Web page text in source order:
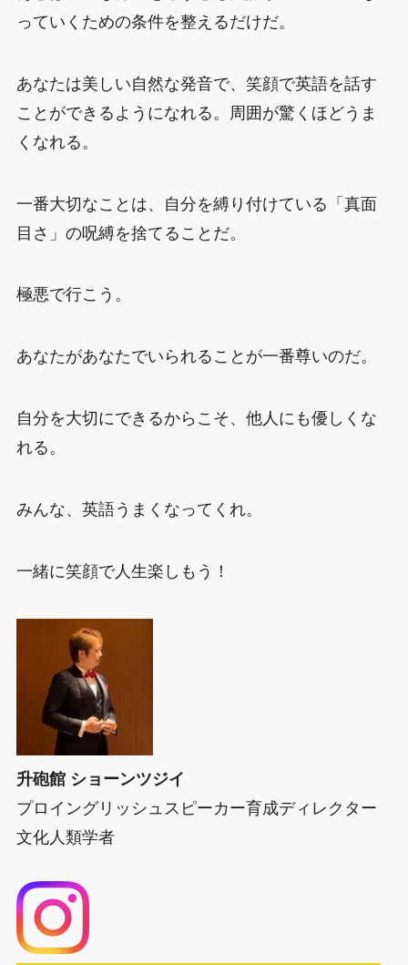
っていくための条件を整えるだけだ。
あなたは美しい自然な発音で、笑顔で英語を話す
ことができるようになれる。周囲が驚くほどうま
くなれる。
一番大切なことは、自分を縛り付けている「真面
目さ」の呪縛を捨てることだ。
極悪で行こう。
あなたがあなたでいられることが一番尊いのだ。
自分を大切にできるからこそ、他人にも優しくな
れる。
みんな、英語うまくなってくれ。
一緒に笑顔で人生楽しもう！
升砲館 ショーンツジイ
プロイングリッシュスピーカー育成ディレクター
文化人類学者